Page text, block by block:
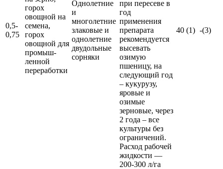
0,5-
0,75
горох
овощной на
семена,
горох
овощной для
промыш-
ленной
переработки
Однолетние
и
многолетние
злаковые и
однолетние
двудольные
сорняки
при пересеве в
год
применения
препарата
рекомендуется
высевать
озимую
пшеницу, на
следующий год
– кукурузу,
яровые и
озимые
зерновые, через
2 года – все
культуры без
ограничений.
Расход рабочей
жидкости —
200-300 л/га
40 (1) -(3)